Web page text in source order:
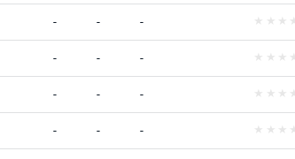
- - -
- - -
- - -
- - -